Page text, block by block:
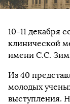
10-11 декабря
клинической
имени С.С.
Из 40
молодых
выступления.